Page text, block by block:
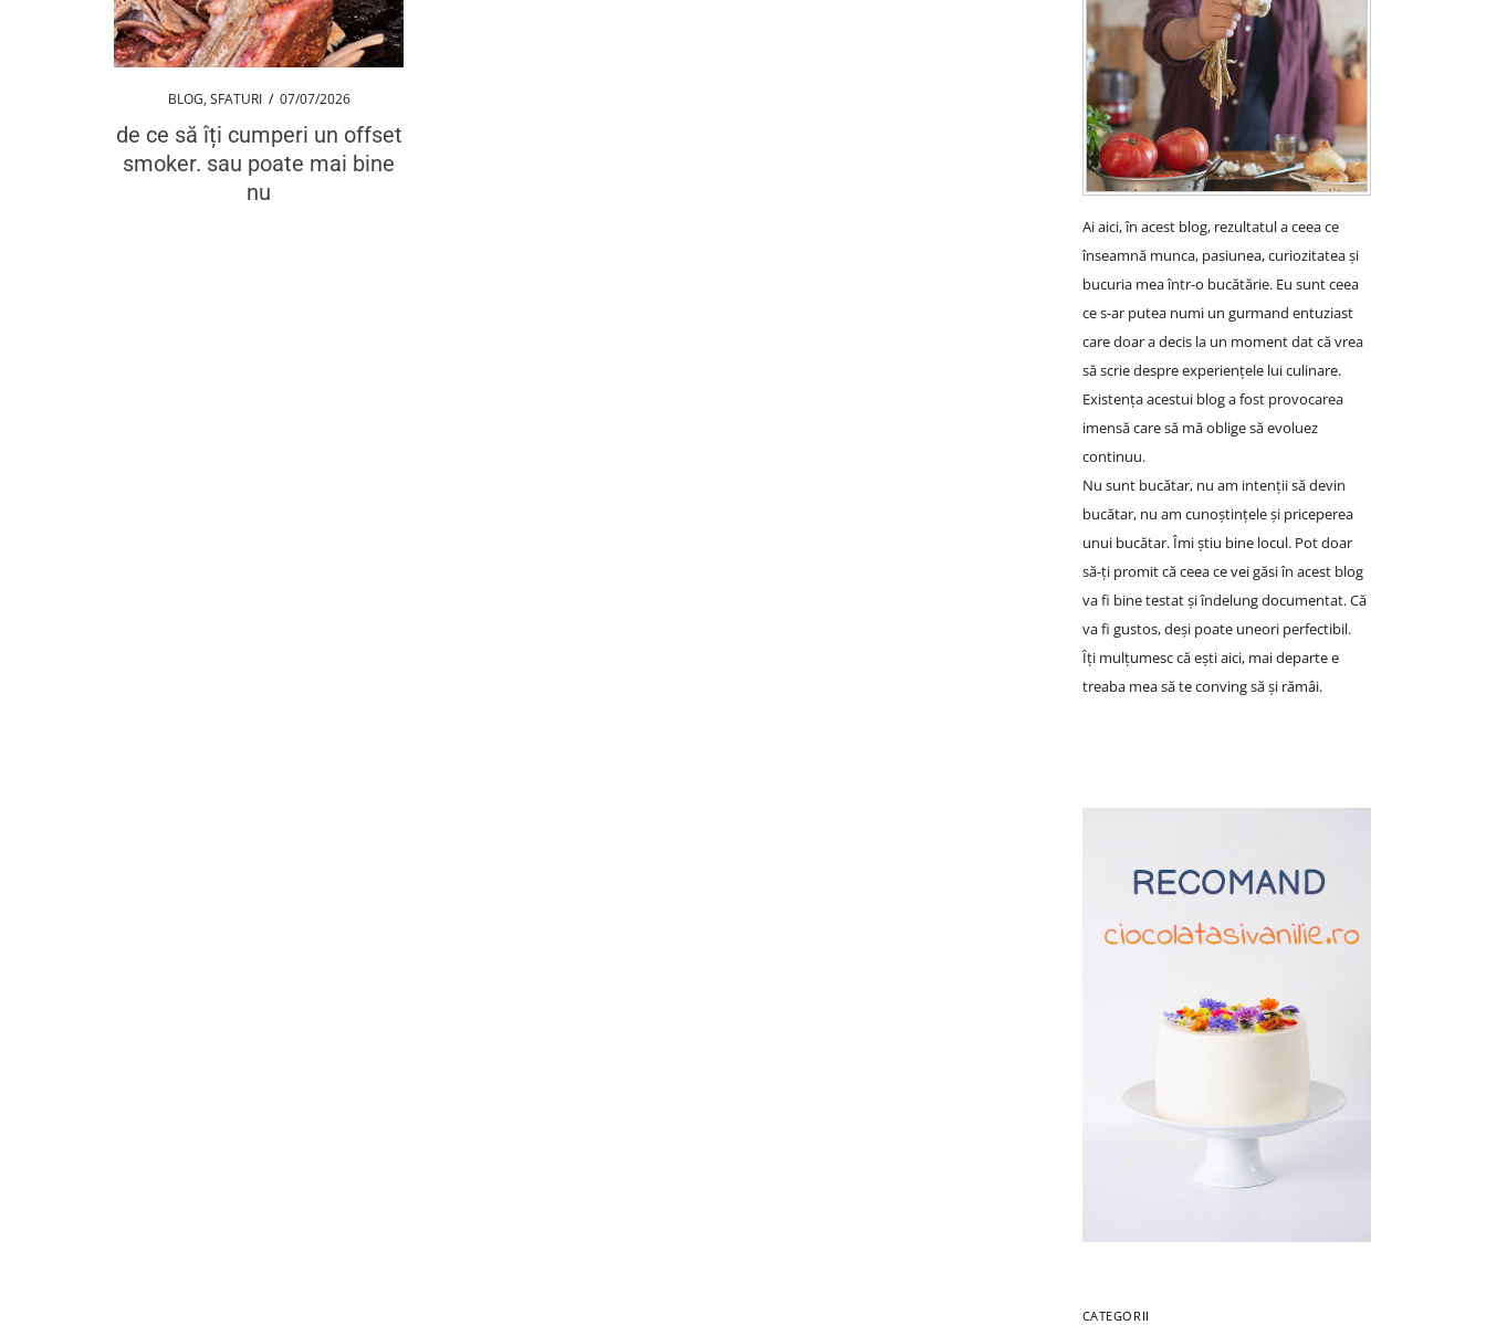
BLOG, SFATURI / 07/07/2026
de ce să îți cumperi un offset
smoker. sau poate mai bine
nu
Ai aici, în acest blog, rezultatul a ceea ce
înseamnă munca, pasiunea, curiozitatea și
bucuria mea într-o bucătărie. Eu sunt ceea
ce s-ar putea numi un gurmand entuziast
care doar a decis la un moment dat că vrea
să scrie despre experiențele lui culinare.
Existența acestui blog a fost provocarea
imensă care să mă oblige să evoluez
continuu.
Nu sunt bucătar, nu am intenții să devin
bucătar, nu am cunoștințele și priceperea
unui bucătar. Îmi știu bine locul. Pot doar
să-ți promit că ceea ce vei găsi în acest blog
va fi bine testat și îndelung documentat. Că
va fi gustos, deși poate uneori perfectibil.
Îți mulțumesc că ești aici, mai departe e
treaba mea să te conving să și rămâi.
CATEGORII